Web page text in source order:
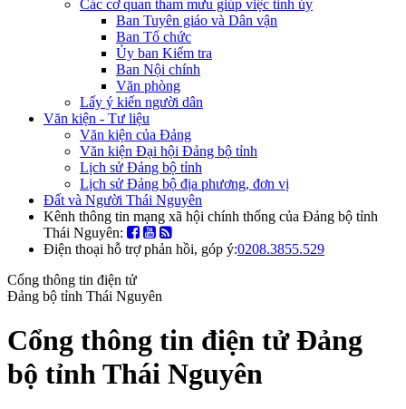
Các cơ quan tham mưu giúp việc tỉnh ủy
Ban Tuyên giáo và Dân vận
Ban Tổ chức
Ủy ban Kiểm tra
Ban Nội chính
Văn phòng
Lấy ý kiến người dân
Văn kiện - Tư liệu
Văn kiện của Đảng
Văn kiện Đại hội Đảng bộ tỉnh
Lịch sử Đảng bộ tỉnh
Lịch sử Đảng bộ địa phương, đơn vị
Đất và Người Thái Nguyên
Kênh thông tin mạng xã hội chính thống của Đảng bộ tỉnh
Thái Nguyên:
Điện thoại hỗ trợ phản hồi, góp ý:0208.3855.529
Cổng thông tin điện tử
Đảng bộ tỉnh Thái Nguyên
Cổng thông tin điện tử Đảng
bộ tỉnh Thái Nguyên